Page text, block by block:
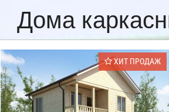
Дома
ХИТ ПРОДАЖ